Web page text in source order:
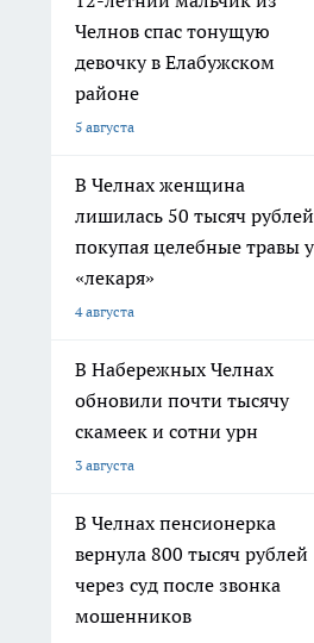
Челнов спас тонущую
девочку в Елабужском
районе
5 августа
В Челнах женщина
лишилась 50 тысяч
покупая целебные травы у
«лекаря»
4 августа
В Набережных Челнах
обновили почти тысячу
скамеек и сотни урн
3 августа
В Челнах пенсионерка
вернула 800 тысяч рублей
через суд после звонка
мошенников